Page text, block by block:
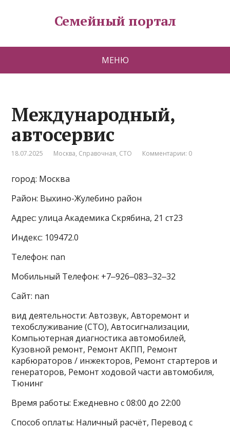
Семейный портал
МЕНЮ
Международный,
автосервис
18.07.2025 Москва, Справочная, СТО Комментарии: 0
город: Москва
Район: Выхино-Жулебино район
Адрес: улица Академика Скрябина, 21 ст23
Индекс: 109472.0
Телефон: nan
Мобильный Телефон: +7‒926‒083‒32‒32
Сайт: nan
вид деятельности: Автозвук, Авторемонт и
техобслуживание (СТО), Автосигнализации,
Компьютерная диагностика автомобилей,
Кузовной ремонт, Ремонт АКПП, Ремонт
карбюраторов / инжекторов, Ремонт стартеров и
генераторов, Ремонт ходовой части автомобиля,
Тюнинг
Время работы: Ежедневно с 08:00 до 22:00
Способ оплаты: Наличный расчёт, Перевод с